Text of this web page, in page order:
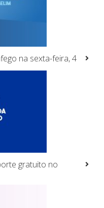
na sexta-feira, 4
gratuito no